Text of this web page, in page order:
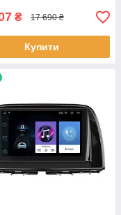
₴ 17 690 ₴
Купити